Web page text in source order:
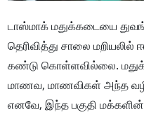
டாஸ்மாக் மதுக்கடையை
தெரிவித்து சாலை
கண்டு கொள்ளவில்லை.
மாணவ, மாணவிகள் அந்த
எனவே, இந்த பகுதி